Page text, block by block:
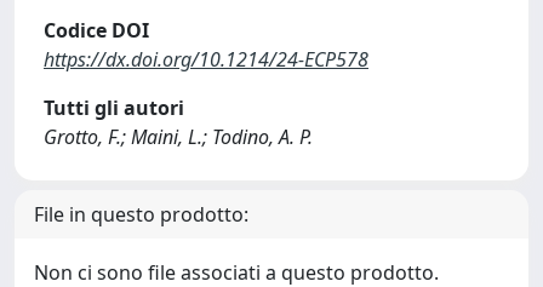
Codice DOI
https://dx.doi.org/10.1214/24-ECP578
Tutti gli autori
Grotto, F.; Maini, L.; Todino, A. P.
File in questo prodotto:
Non ci sono file associati a questo prodotto.